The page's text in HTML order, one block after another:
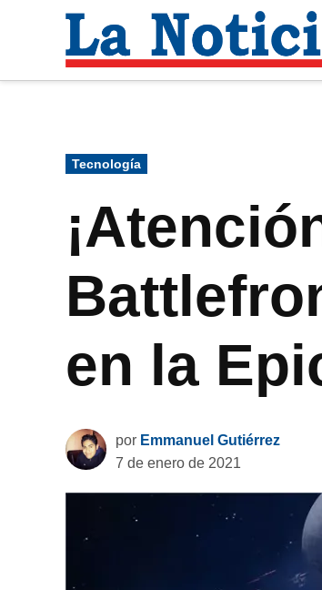
contenido
Publicado
en
Tecnología
en la
por Emmanuel Gutiérrez
7 de enero de 2021